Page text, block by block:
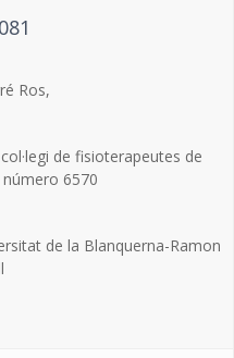
Ros,
de fisioterapeutes de
6570
de la Blanquerna-Ramon